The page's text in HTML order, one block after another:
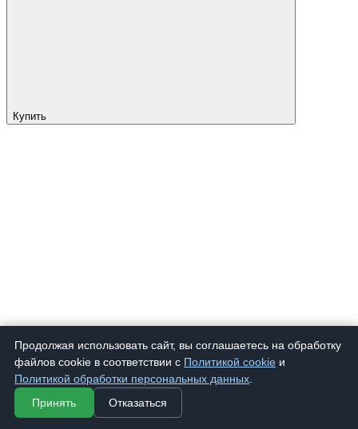
Купить
Продолжая использовать сайт, вы соглашаетесь на обработку
файлов cookie в соответствии с Политикой cookie и
Политикой обработки персональных данных
Принять
Отказаться